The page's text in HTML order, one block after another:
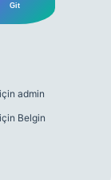
için admin
için Belgin